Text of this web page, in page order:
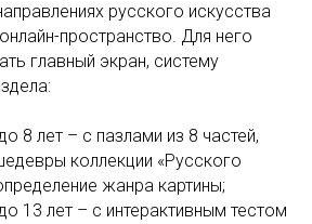
русского искусства
пространство. Для него
главный экран, систему
8 лет – с пазлами из 8 частей,
коллекции «Русского
жанра картины;
13 лет – с интерактивным тестом